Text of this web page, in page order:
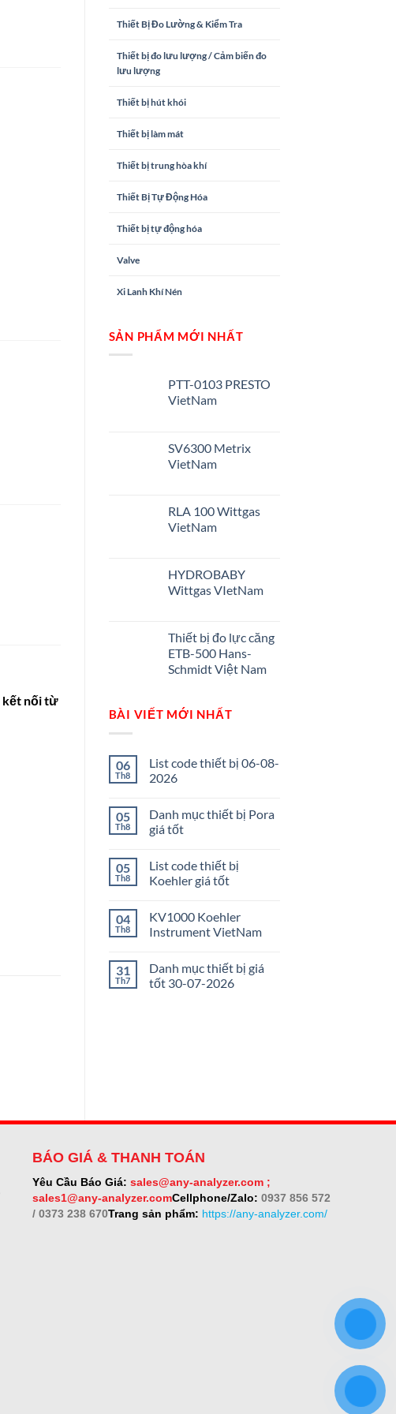
Thiết Bị Đo Lường & Kiểm Tra
Thiết bị đo lưu lượng / Cảm biến đo
lưu lượng
Thiết bị hút khói
Thiết bị làm mát
Thiết bị trung hòa khí
Thiết Bị Tự Động Hóa
Thiết bị tự động hóa
Valve
Xi Lanh Khí Nén
SẢN PHẨM MỚI NHẤT
PTT-0103 PRESTO
VietNam
SV6300 Metrix
VietNam
RLA 100 Wittgas
VietNam
HYDROBABY
Wittgas VIetNam
Thiết bị đo lực căng
ETB-500 Hans-
Schmidt Việt Nam
BÀI VIẾT MỚI NHẤT
06
Th8
List code thiết bị 06-08-
2026
05
Th8
Danh mục thiết bị Pora
giá tốt
05
Th8
List code thiết bị
Koehler giá tốt
04
Th8
KV1000 Koehler
Instrument VietNam
31
Th7
Danh mục thiết bị giá
tốt 30-07-2026
kết nối từ
BÁO GIÁ & THANH TOÁN
Yêu Cầu Báo Giá: sales@any-analyzer.com ;
sales1@any-analyzer.comCellphone/Zalo: 0937 856 572
/ 0373 238 670Trang sản phẩm: https://any-analyzer.com/